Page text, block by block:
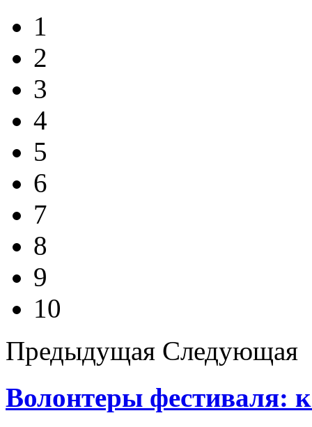
1
2
3
4
5
6
7
8
9
10
Предыдущая Следующая
Волонтеры фестиваля: